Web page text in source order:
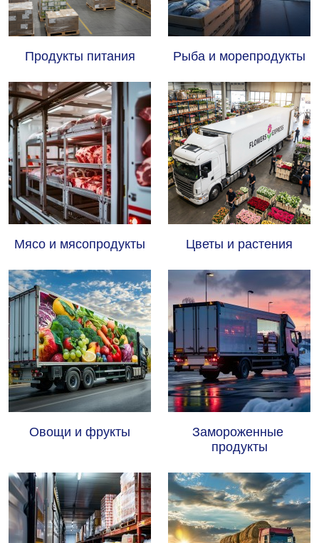
Продукты питания Рыба и морепродукты
Мясо и мясопродукты Цветы и растения
Овощи и фрукты
Замороженные
продукты